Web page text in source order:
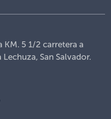
KM. 5 1/2 carretera a
San Salvador.